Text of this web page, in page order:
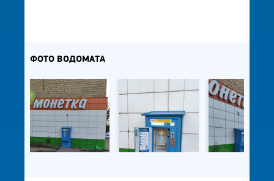
ФОТО ВОДОМАТА